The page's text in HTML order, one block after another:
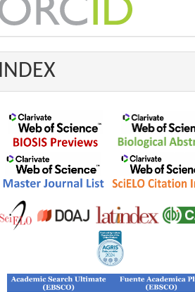
INDEX